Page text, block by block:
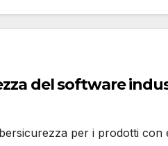
del software
per i prodotti con